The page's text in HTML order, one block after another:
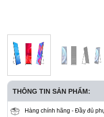
THÔNG TIN SẢN PHẨM:
Hàng chính hãng - Đầy đủ